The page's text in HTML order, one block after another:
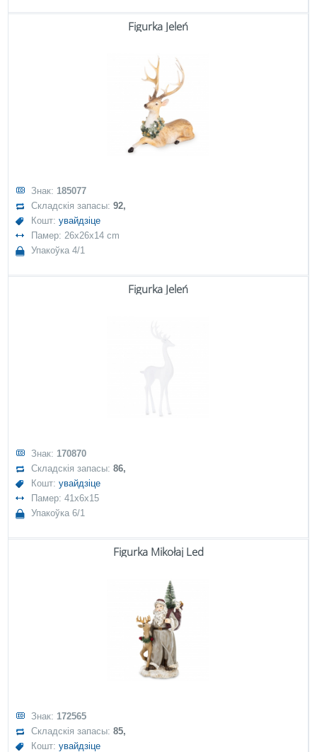
Figurka Jeleń
Знак: 185077
Складскія запасы:92,
Кошт:увайдзіце
Памер: 26x26x14 cm
Упакоўка 4/1
Figurka Jeleń
Знак: 170870
Складскія запасы:86,
Кошт:увайдзіце
Памер: 41x6x15
Упакоўка 6/1
Figurka Mikołaj Led
Знак: 172565
Складскія запасы:85,
Кошт:увайдзіце